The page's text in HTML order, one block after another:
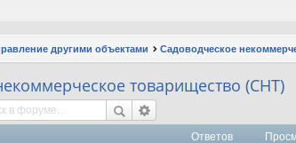
другими объектами Садоводческое
товарищество (СНТ)
Ответов